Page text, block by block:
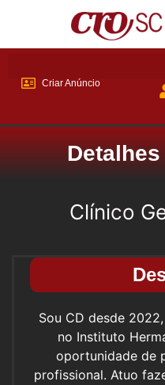
Criar Anúncio
Clínico
Sou CD desde
no Instituto
oportunidade de
profissional. Atuo